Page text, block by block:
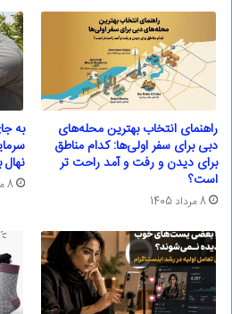
راهنمای انتخاب بهترین محله‌های
دبی برای سفر اولی‌ها: کدام مناطق
برای دیدن و رفت و آمد راحت تر
است؟
8 مرداد 1405
به
نهال
8 مرداد 1405